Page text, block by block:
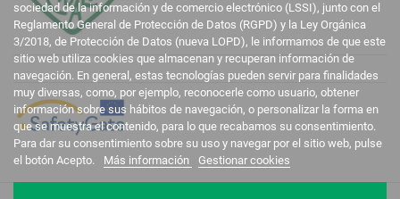
sociedad de la información y de comercio electrónico (LSSI), junto con el
Reglamento General de Protección de Datos (RGPD) y la Ley Orgánica
3/2018, de Protección de Datos (nueva LOPD), le informamos de que este
sitio web utiliza cookies que almacenan y recuperan información de
navegación. En general, estas tecnologías pueden servir para finalidades
muy diversas, como, por ejemplo, reconocerle como usuario, obtener
información sobre sus hábitos de navegación, o personalizar la forma en
que se muestra el contenido, para lo que recabamos su consentimiento.
Para dar su consentimiento sobre su uso y navegar por el sitio web, pulse
el botón Acepto.
Más información Gestionar cookies